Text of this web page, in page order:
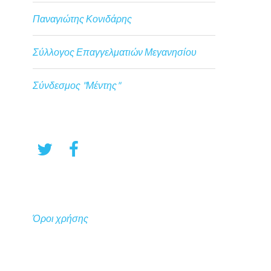
Παναγιώτης Κονιδάρης
Σύλλογος Επαγγελματιών Μεγανησίου
Σύνδεσμος "Μέντης"
Όροι χρήσης